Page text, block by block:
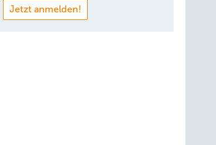
Jetzt anmelden!